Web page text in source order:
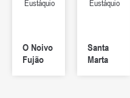
Eustáquio
O Noivo
Fujão
Eustáquio
Santa
Marta